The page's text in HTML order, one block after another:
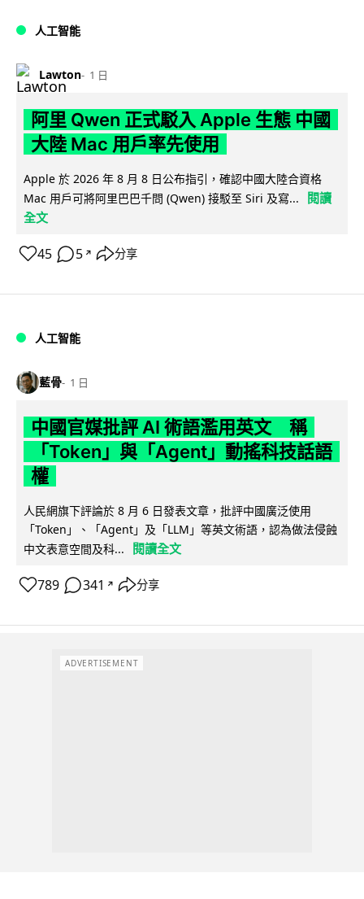
人工智能
Lawton 1 日
阿里 Qwen 正式駁入 Apple 生態 中國
大陸 Mac 用戶率先使用
Apple 於 2026 年 8 月 8 日公布指引，確認中國大陸合資格
Mac 用戶可將阿里巴巴千問 (Qwen) 接駁至 Siri 及寫...
閱讀
全文
45 5 ↗ 分享
人工智能
藍骨 1 日
中國官媒批評 AI 術語濫用英文 稱
「Token」與「Agent」動搖科技話語
權
人民網旗下評論於 8 月 6 日發表文章，批評中國廣泛使用
「Token」、「Agent」及「LLM」等英文術語，認為做法侵蝕
中文表意空間及科...
閱讀全文
789 341 ↗ 分享
ADVERTISEMENT